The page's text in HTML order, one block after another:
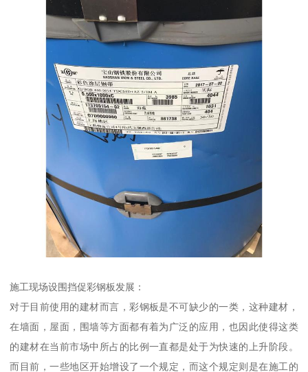
施工现场设围挡促彩钢板发展：
对于目前使用的建材而言，彩钢板是不可缺少的一类，这种建材，
在墙面，屋面，围墙等方面都有着为广泛的应用，也因此使得这类
的建材在当前市场中所占的比例一直都是处于为快速的上升阶段。
而目前，一些地区开始增设了一个规定，而这个规定则是在施工的